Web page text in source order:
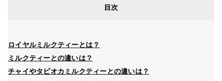
目次
ロイヤルミルクティーとは？
ミルクティーとの違いは？
チャイやタピオカミルクティーとの違いは？